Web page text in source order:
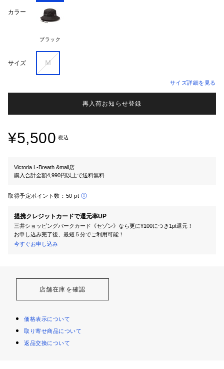
カラー
ブラック
サイズ Ｍ
サイズ詳細を見る
再入荷お知らせ登録
¥5,500 税込
Victoria L-Breath &mall店
購入合計金額4,990円以上で送料無料
取得予定ポイント数： 50 pt
提携クレジットカードで還元率UP
三井ショッピングパークカード《セゾン》なら更に¥100につき1pt還元！
お申し込み完了後、最短５分でご利用可能！
今すぐお申し込み
店舗在庫を確認
価格表示について
取り寄せ商品について
返品交換について